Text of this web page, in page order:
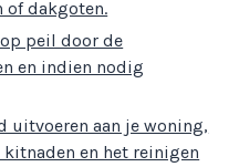
dakgoten.
peil door de
en indien nodig
uitvoeren aan je woning,
en het reinigen